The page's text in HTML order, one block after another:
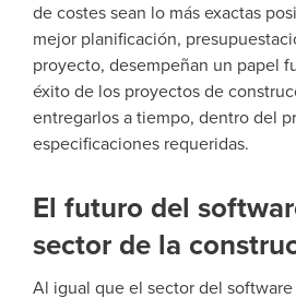
de costes sean lo más exactas
mejor planificación,
proyecto, desempeñan un papel
éxito de los proyectos de
entregarlos a tiempo, dentro del
especificaciones requeridas.
El futuro del
sector de la
Al igual que el sector del